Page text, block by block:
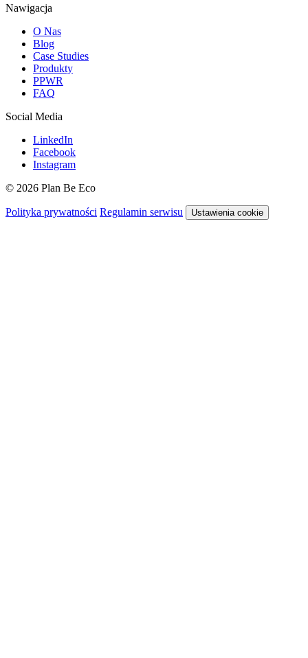
Nawigacja
O Nas
Blog
Case Studies
Produkty
PPWR
FAQ
Social Media
LinkedIn
Facebook
Instagram
© 2026 Plan Be Eco
Polityka prywatności Regulamin serwisu Ustawienia cookie